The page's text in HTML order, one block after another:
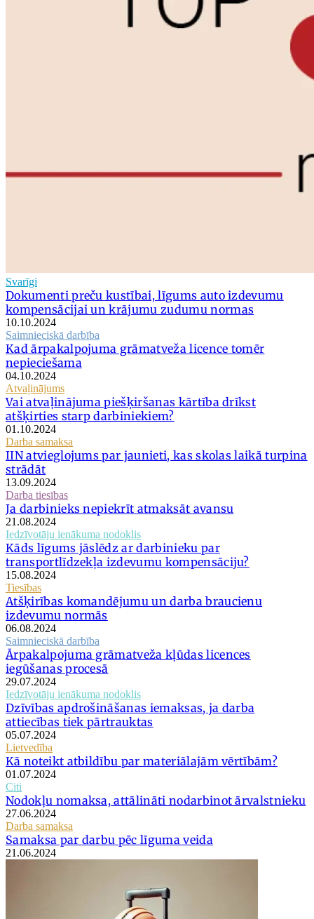
Svarīgi
Dokumenti preču kustībai, līgums auto izdevumu
kompensācijai un krājumu zudumu normas
10.10.2024
Saimnieciskā darbība
Kad ārpakalpojuma grāmatveža licence tomēr
nepieciešama
04.10.2024
Atvaļinājums
Vai atvaļinājuma piešķiršanas kārtība drīkst
atšķirties starp darbiniekiem?
01.10.2024
Darba samaksa
IIN atvieglojums par jaunieti, kas skolas laikā turpina
strādāt
13.09.2024
Darba tiesības
Ja darbinieks nepiekrīt atmaksāt avansu
21.08.2024
Iedzīvotāju ienākuma nodoklis
Kāds līgums jāslēdz ar darbinieku par
transportlīdzekļa izdevumu kompensāciju?
15.08.2024
Tiesības
Atšķirības komandējumu un darba braucienu
izdevumu normās
06.08.2024
Saimnieciskā darbība
Ārpakalpojuma grāmatveža kļūdas licences
iegūšanas procesā
29.07.2024
Iedzīvotāju ienākuma nodoklis
Dzīvības apdrošināšanas iemaksas, ja darba
attiecības tiek pārtrauktas
05.07.2024
Lietvedība
Kā noteikt atbildību par materiālajām vērtībām?
01.07.2024
Citi
Nodokļu nomaksa, attālināti nodarbinot ārvalstnieku
27.06.2024
Darba samaksa
Samaksa par darbu pēc līguma veida
21.06.2024